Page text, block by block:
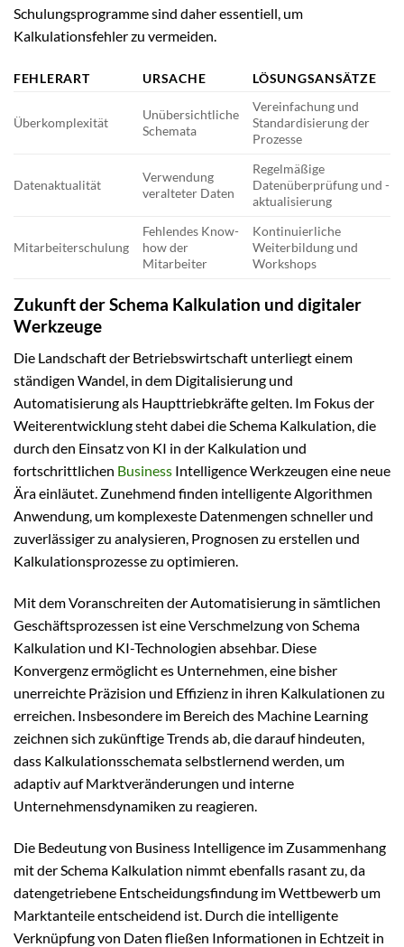
Schulungsprogramme sind daher essentiell, um
Kalkulationsfehler zu vermeiden.
FEHLERART URSACHE LÖSUNGSANSÄTZE
Überkomplexität
Unübersichtliche
Schemata
Vereinfachung und
Standardisierung der
Prozesse
Datenaktualität
Verwendung
veralteter Daten
Regelmäßige
Datenüberprüfung und -
aktualisierung
Mitarbeiterschulung
Fehlendes Know-
how der
Mitarbeiter
Kontinuierliche
Weiterbildung und
Workshops
Zukunft der Schema Kalkulation und digitaler
Werkzeuge
Die Landschaft der Betriebswirtschaft unterliegt einem
ständigen Wandel, in dem Digitalisierung und
Automatisierung als Haupttriebkräfte gelten. Im Fokus der
Weiterentwicklung steht dabei die Schema Kalkulation, die
durch den Einsatz von KI in der Kalkulation und
fortschrittlichen Business Intelligence Werkzeugen eine neue
Ära einläutet. Zunehmend finden intelligente Algorithmen
Anwendung, um komplexeste Datenmengen schneller und
zuverlässiger zu analysieren, Prognosen zu erstellen und
Kalkulationsprozesse zu optimieren.
Mit dem Voranschreiten der Automatisierung in sämtlichen
Geschäftsprozessen ist eine Verschmelzung von Schema
Kalkulation und KI-Technologien absehbar. Diese
Konvergenz ermöglicht es Unternehmen, eine bisher
unerreichte Präzision und Effizienz in ihren Kalkulationen zu
erreichen. Insbesondere im Bereich des Machine Learning
zeichnen sich zukünftige Trends ab, die darauf hindeuten,
dass Kalkulationsschemata selbstlernend werden, um
adaptiv auf Marktveränderungen und interne
Unternehmensdynamiken zu reagieren.
Die Bedeutung von Business Intelligence im Zusammenhang
mit der Schema Kalkulation nimmt ebenfalls rasant zu, da
datengetriebene Entscheidungsfindung im Wettbewerb um
Marktanteile entscheidend ist. Durch die intelligente
Verknüpfung von Daten fließen Informationen in Echtzeit in